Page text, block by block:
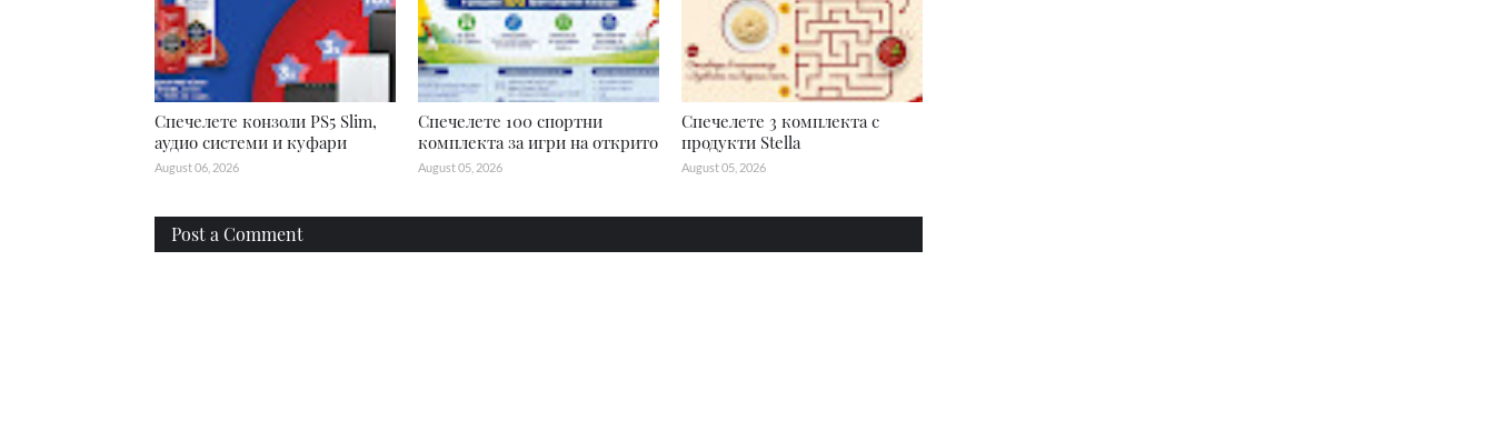
Спечелете конзоли PS5 Slim,
аудио системи и куфари
August 06, 2026
Спечелете 100 спортни
комплекта за игри на открито
August 05, 2026
Спечелете 3 комплекта с
продукти Stella
August 05, 2026
Post a Comment